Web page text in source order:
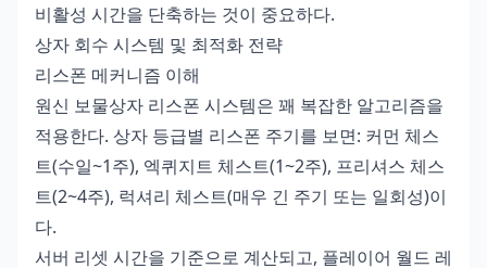
비활성 시간을 단축하는 것이 중요하다.
상자 회수 시스템 및 최적화 전략
리스폰 메커니즘 이해
원신 보물상자 리스폰 시스템은 꽤 복잡한 알고리즘을
적용한다. 상자 등급별 리스폰 주기를 보면: 커먼 체스
트(수일~1주), 엑퀴지트 체스트(1~2주), 프리셔스 체스
트(2~4주), 럭셔리 체스트(매우 긴 주기 또는 일회성)이
다.
서버 리셋 시간을 기준으로 계산되고, 플레이어 월드 레